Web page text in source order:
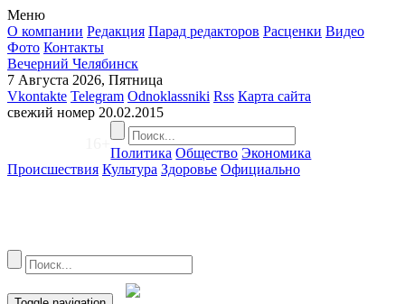
Меню
О компании Редакция Парад редакторов Расценки Видео
Фото Контакты
Вечерний Челябинск
7 Августа 2026, Пятница
Vkontakte Telegram Odnoklassniki Rss Карта сайта
свежий номер 20.02.2015
16+
Политика Общество Экономика
Происшествия Культура Здоровье Официально